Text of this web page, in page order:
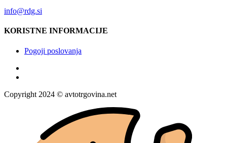
info@rdg.si
KORISTNE INFORMACIJE
Pogoji poslovanja
Copyright 2024 © avtotrgovina.net